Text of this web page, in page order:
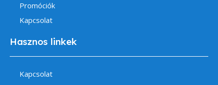
Promóciók
Kapcsolat
Hasznos linkek
Kapcsolat